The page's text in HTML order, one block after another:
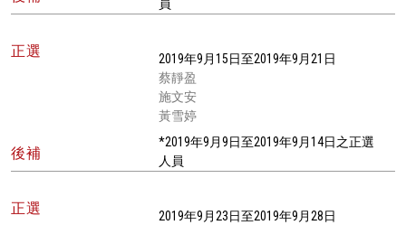
員
正選
2019年9月15日至2019年9月21日
蔡靜盈
施文安
黃雪婷
後補
*2019年9月9日至2019年9月14日之正選
人員
正選
2019年9月23日至2019年9月28日